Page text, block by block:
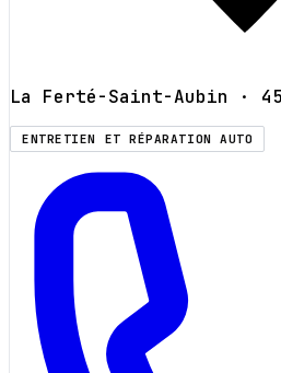
La Ferté-Saint-Aubin ·
ENTRETIEN ET RÉPARATION AUTO